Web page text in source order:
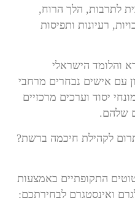
לתרבות, הלך הרוח,
רעיונות ותפיסות
והלומד הישראלי
עם אישים נבחרים מרחבי
יסוד וערכים מרכזיים
שלהם.
לקהילת חיכמה ברשת?
התקופתיים באמצעות
ואינסטגרם לבחירתכם: